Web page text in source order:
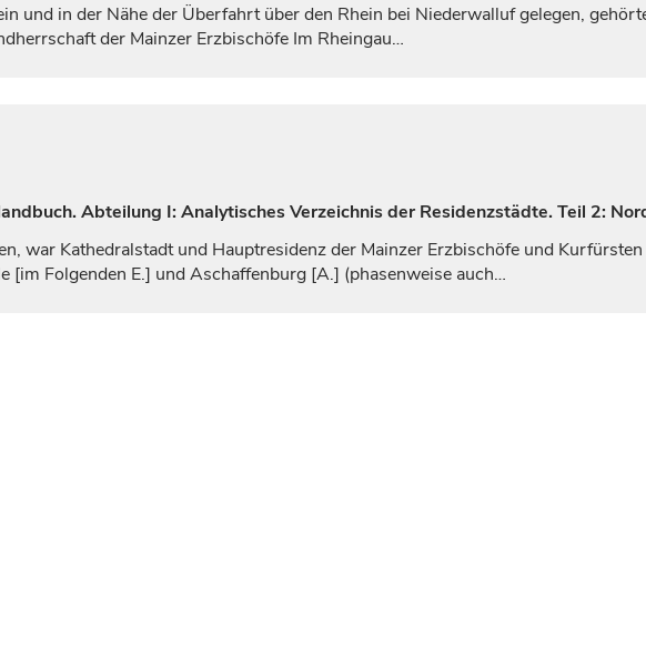
und in der Nähe der Überfahrt über den Rhein bei Niederwalluf gelegen,
der Mainzer Erzbischöfe Im Rheingau…
Abteilung I: Analytisches Verzeichnis der Residenzstädte. Teil 2:
war Kathedralstadt und Hauptresidenz der Mainzer Erzbischöfe und Kurfürsten
[im Folgenden E.] und Aschaffenburg [A.] (phasenweise auch…